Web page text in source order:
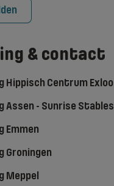
& contact
Hippisch Centrum Exloo
Assen - Sunrise Stables
Emmen
Groningen
Meppel